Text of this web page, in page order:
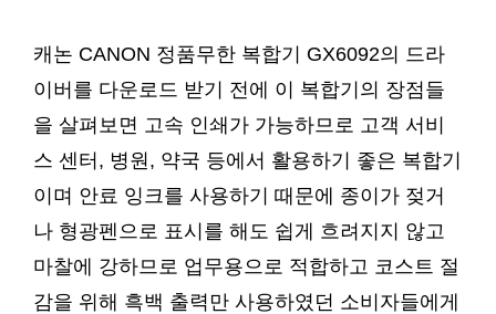
캐논 CANON 정품무한 복합기 GX6092의 드라
이버를 다운로드 받기 전에 이 복합기의 장점들
을 살펴보면 고속 인쇄가 가능하므로 고객 서비
스 센터, 병원, 약국 등에서 활용하기 좋은 복합기
이며 안료 잉크를 사용하기 때문에 종이가 젖거
나 형광펜으로 표시를 해도 쉽게 흐려지지 않고
마찰에 강하므로 업무용으로 적합하고 코스트 절
감을 위해 흑백 출력만 사용하였던 소비자들에게